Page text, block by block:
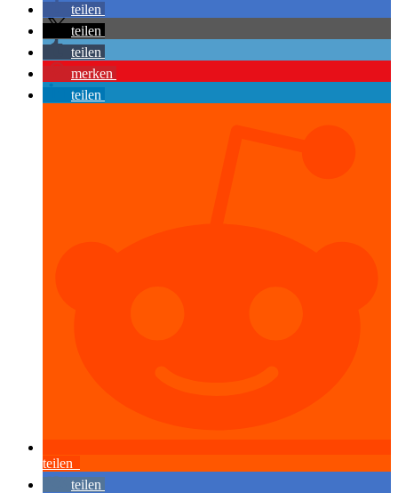
teilen
teilen
teilen
merken
teilen
teilen
teilen